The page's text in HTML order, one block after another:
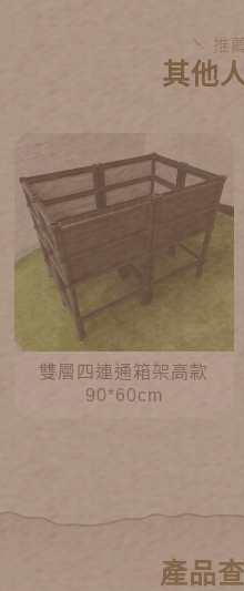
推
其他
雙層四連通箱架高款
90*60cm
產品